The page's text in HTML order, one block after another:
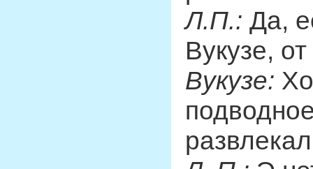
Л.П.: Да,
Вукузе,
Вукузе: